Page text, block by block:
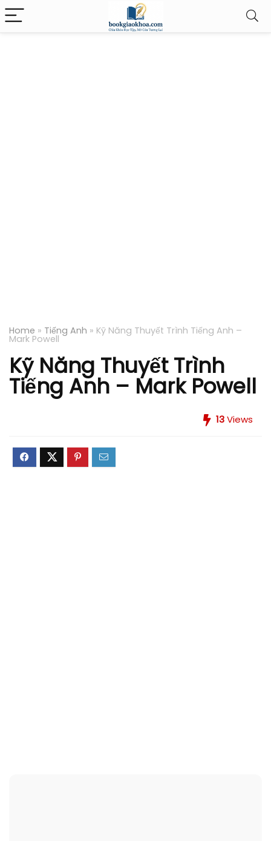
Home » Tiếng Anh » Kỹ Năng Thuyết Trình Tiếng Anh –
Mark Powell
Kỹ Năng Thuyết Trình
Tiếng Anh – Mark Powell
13Views